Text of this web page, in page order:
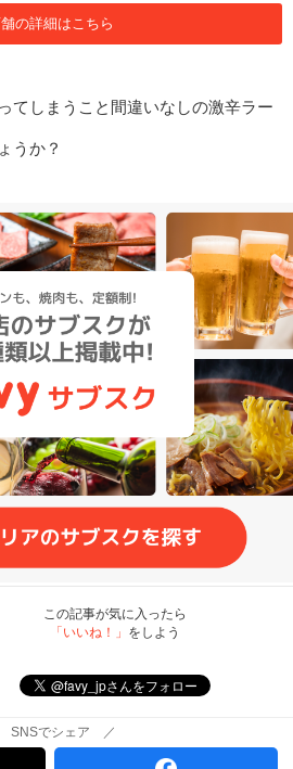
の詳細はこちら
てしまうこと間違いなしの激辛ラー
うか？
この記事が気に入ったら
「いいね！」 をしよう
SNSでシェア ／